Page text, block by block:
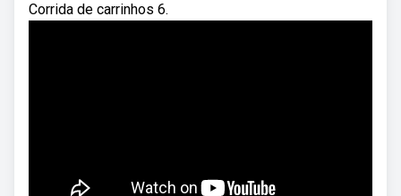
Corrida de carrinhos 6.